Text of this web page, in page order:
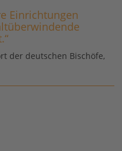
Einrichtungen
der deutschen Bischöfe,